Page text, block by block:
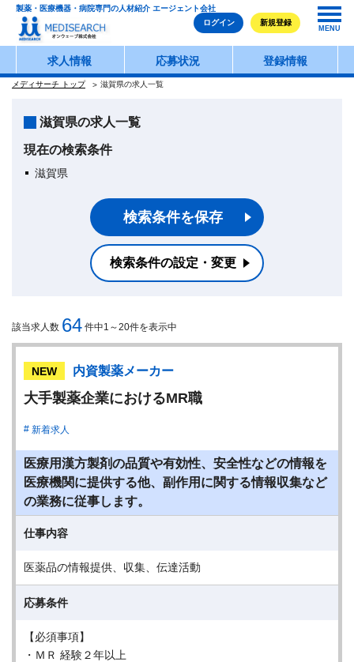
製薬・医療機器・病院専門の人材紹介 エージェント会社
ログイン
新規登録
MENU
求人情報 応募状況 登録情報
メディサーチ トップ 滋賀県の求人一覧
滋賀県の求人一覧
現在の検索条件
滋賀県
検索条件を保存
検索条件の設定・変更
該当求人数 64 件中1～20件を表示中
NEW 内資製薬メーカー
大手製薬企業におけるMR職
新着求人
医療用漢方製剤の品質や有効性、安全性などの情報を
医療機関に提供する他、副作用に関する情報収集など
の業務に従事します。
仕事内容
医薬品の情報提供、収集、伝達活動
応募条件
【必須事項】
・ＭＲ 経験２年以上